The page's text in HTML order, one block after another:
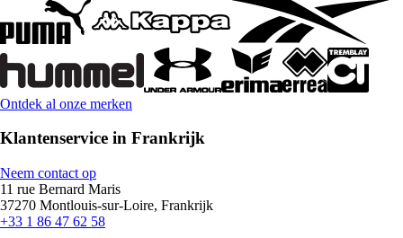
Ontdek al onze merken
Klantenservice in Frankrijk
Neem contact op
11 rue Bernard Maris
37270 Montlouis-sur-Loire, Frankrijk
+33 1 86 47 62 58